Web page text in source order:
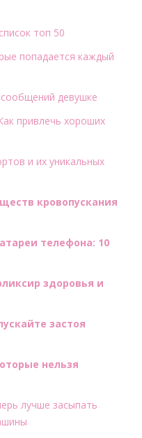
топ 50
попадается каждый
девушке
привлечь хороших
и их уникальных
кровопускания
телефона: 10
здоровья и
застоя
нельзя
лучше засыпать